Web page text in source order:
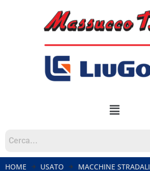
HOME USATO MACCHINE STRADALI